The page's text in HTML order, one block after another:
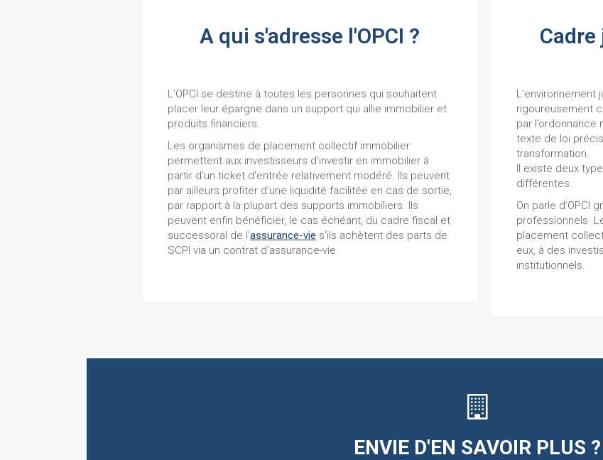
A qui s'adresse l'OPCI ?
L’OPCI se destine à toutes les personnes qui souhaitent
placer leur épargne dans un support qui allie immobilier et
produits financiers.
Les organismes de placement collectif immobilier
permettent aux investisseurs d'investir en immobilier à
partir d’un ticket d'entrée relativement modéré. Ils peuvent
par ailleurs profiter d’une liquidité facilitée en cas de sortie,
par rapport à la plupart des supports immobiliers. Ils
peuvent enfin bénéficier, le cas échéant, du cadre fiscal et
successoral de l’assurance-vie s'ils achètent des parts de
SCPI via un contrat d'assurance-vie.
Cadre
L’environnement
rigoureusement
par l’ordonnance
texte de loi
transformation.
Il existe deux
différentes.
On parle d’OPCI
professionnels.
placement
eux, à des
institutionnels.
ENVIE D'EN SAVOIR PLUS ?